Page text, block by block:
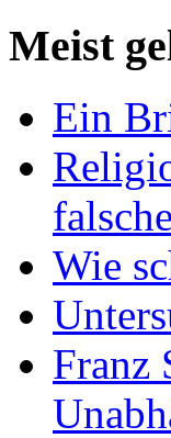
Meist
Ein
Wie
Franz